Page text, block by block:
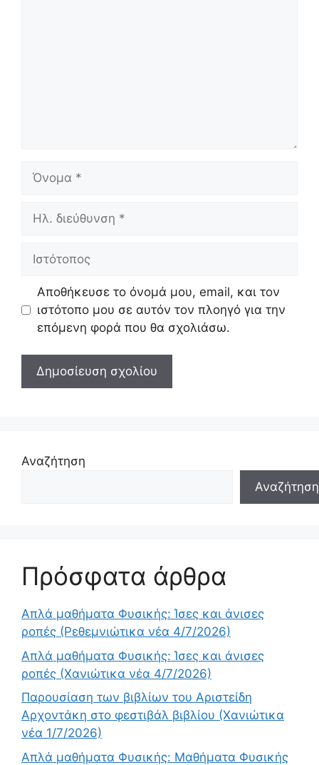
διεύθυνση
Αποθήκευσε το όνομά μου, email, και τον
ιστότοπο μου σε αυτόν τον πλοηγό για την
επόμενη φορά που θα σχολιάσω.
Αναζήτηση
Αναζήτηση
Πρόσφατα άρθρα
Απλά μαθήματα Φυσικής: Ίσες και άνισες
ροπές (Ρεθεμνιώτικα νέα 4/7/2026)
Απλά μαθήματα Φυσικής: Ίσες και άνισες
ροπές (Χανιώτικα νέα 4/7/2026)
Παρουσίαση των βιβλίων του Αριστείδη
Αρχοντάκη στο φεστιβάλ βιβλίου (Χανιώτικα
νέα 1/7/2026)
Απλά μαθήματα Φυσικής: Μαθήματα Φυσικής